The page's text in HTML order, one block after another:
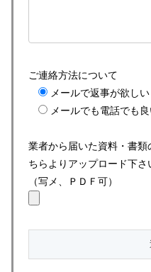
ご連絡方法について
メールで返事が欲しい
メールでも電話でも
業者から届いた資料・書類
ちらよりアップロード下さ
（写メ、ＰＤＦ可）